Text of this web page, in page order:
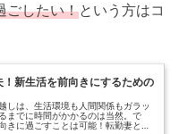
ごしたい！という方はコ
新生活を前向きにするための
しは、生活環境も人間関係もガラッ
までに時間がかかるのは当然。で
きに過ごすことは可能！転勤妻とし